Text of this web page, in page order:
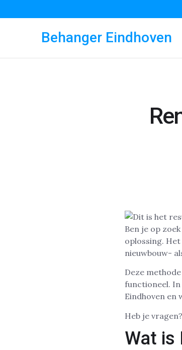
Behanger Eindhoven
Ben je op
oplossing.
nieuwbouw-
Deze
functioneel. In
Eindhoven en
Heb je vragen?
Wat is